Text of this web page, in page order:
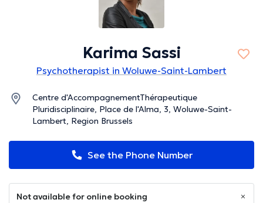
Karima Sassi
Psychotherapist in Woluwe-Saint-Lambert
Centre d'AccompagnementThérapeutique
Pluridisciplinaire, Place de l'Alma, 3, Woluwe-Saint-
Lambert, Region Brussels
See the Phone Number
Not available for online booking